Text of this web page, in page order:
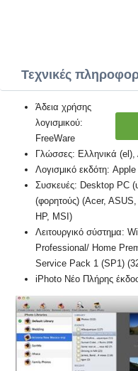
Τεχνικές
Άδεια χρήσης
λογισμικού:
FreeWare
Γλώσσες: Ελληνικά (el),
Λογισμικό εκδότη: Apple
Συσκευές: Desktop PC
(φορητούς) (Acer,
HP, MSI)
Λειτουργικό σύστημα:
Professional/ Home
Service Pack 1 (SP1)
iPhoto Νέο Πλήρης